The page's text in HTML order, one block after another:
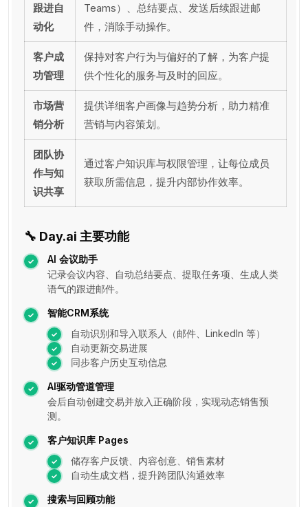
跟进自
动化
Teams）、总结要点、发送后续跟进邮
件，消除手动操作。
客户成
功管理
保持对客户行为与偏好的了解，为客户提
供个性化的服务与及时的回应。
市场营
销分析
提供详细客户画像与趋势分析，助力精准
营销与内容策划。
团队协
作与知
识共享
通过客户知识库与权限管理，让每位成员
获取所需信息，提升内部协作效率。
🔧 Day.ai 主要功能
AI 会议助手
记录会议内容、自动总结要点、提取任务项、生成人类
语气的跟进邮件。
智能CRM系统
自动识别和导入联系人（邮件、LinkedIn 等）
自动更新交易进展
同步客户历史互动信息
AI驱动管道管理
会后自动创建交易并放入正确阶段，实现动态销售预
测。
客户知识库 Pages
储存客户反馈、内容创意、销售素材
自动生成文档，提升跨团队沟通效率
搜索与回顾功能